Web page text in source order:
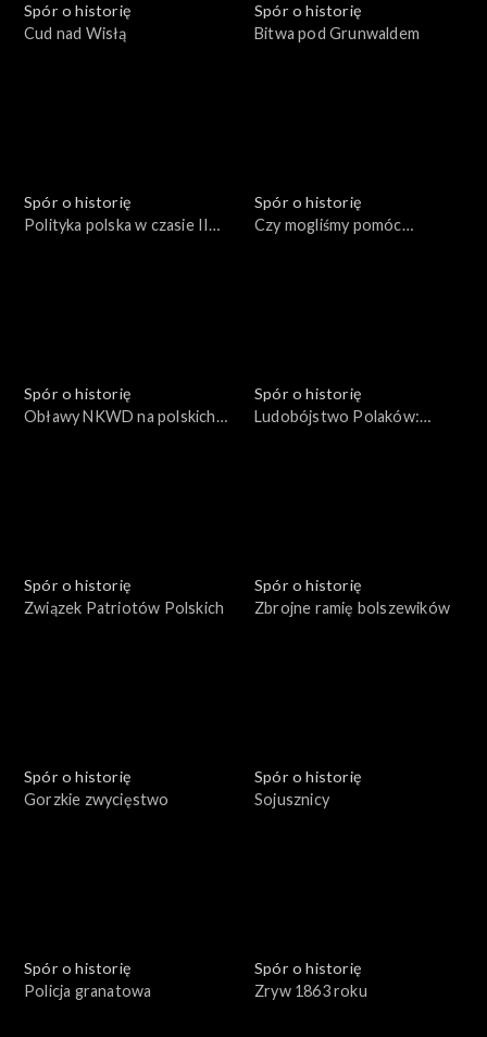
Spór o historię
Cud nad Wisłą
Spór o historię
Bitwa pod Grunwaldem
Spór o historię
Polityka polska w czasie II
Spór o historię
Czy mogliśmy pomóc
Spór o historię
Obławy NKWD na polskich
Spór o historię
Ludobójstwo Polaków:
Spór o historię
Związek Patriotów Polskich
Spór o historię
Zbrojne ramię bolszewików
Spór o historię
Gorzkie zwycięstwo
Spór o historię
Sojusznicy
Spór o historię
Policja granatowa
Spór o historię
Zryw 1863 roku